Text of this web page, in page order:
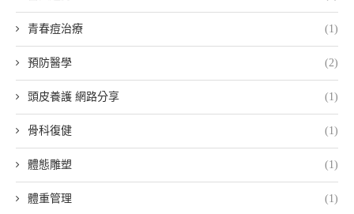
青春痘治療 (1)
預防醫學 (2)
頭皮養護 網路分享 (1)
骨科復健 (1)
體態雕塑 (1)
體重管理 (1)